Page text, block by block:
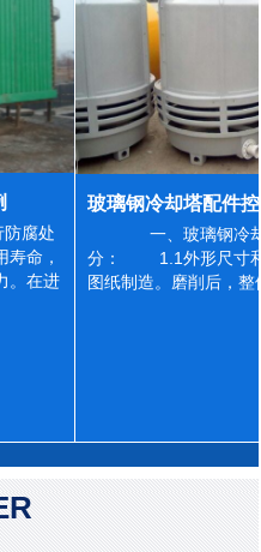
腐处
命，
。在进
一、玻璃钢冷
分： 1.1外形尺寸和
图纸制造。磨削后，